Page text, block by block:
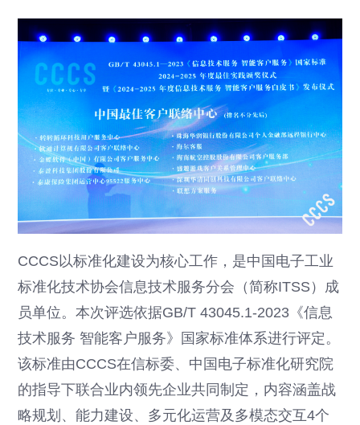
CCCS以标准化建设为核心工作，是中国电子工业
标准化技术协会信息技术服务分会（简称ITSS）成
员单位。本次评选依据GB/T 43045.1-2023《信息
技术服务 智能客户服务》国家标准体系进行评定。
该标准由CCCS在信标委、中国电子标准化研究院
的指导下联合业内领先企业共同制定，内容涵盖战
略规划、能力建设、多元化运营及多模态交互4个